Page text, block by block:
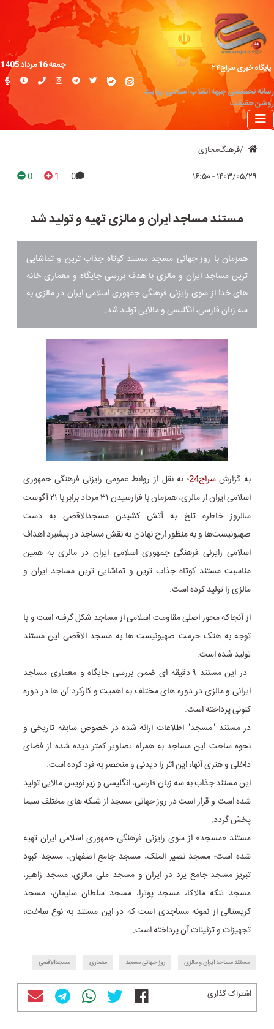
پایگاه خبری سراج۲۴
رسانه تخصصی جبهه انقلاب اسلامی؛ روایت
روشن حقیقت
جمعه 16 مرداد 1405
فرهنگ‌مجازی
۱۴۰۳/۰۵/۲۹ - ۱۶:۵۰ 0
1
0
مستند مساجد ایران و مالزی تهیه و تولید شد
همزمان با روز جهانی مسجد مستند کوتاه جذاب ترین و تماشایی
ترین مساجد ایران و مالزی با هدف بررسی جایگاه و معماری خانه
های خدا از سوی رایزنی فرهنگی جمهوری اسلامی ایران در مالزی به
سه زبان فارسی، انگلیسی و مالایی تولید شد.
به گزارشسراج24
؛ به نقل از روابط عمومی رایزنی فرهنگی جمهوری
اسلامی ایران از مالزی، همزمان با فرارسیدن ۳۱ مرداد برابر با ۲۱ آگوست
سالروز خاطره تلخ به آتش کشیدن مسجدالاقصی به دست
صهیونیست‌ها و به منظور ارج نهادن به نقش مساجد در پیشبرد اهداف
اسلامی رایزنی فرهنگی جمهوری اسلامی ایران در مالزی به همین
مناسبت مستند کوتاه جذاب ترین و تماشایی ترین مساجد ایران و
مالزی را تولید کرده است.
از آنجاکه محور اصلی مقاومت اسلامی از مساجد شکل گرفته است و با
توجه به هتک حرمت صهیونیست ها به مسجد الاقصی این مستند
تولید شده است.
در این مستند ۹ دقیقه ای ضمن بررسی جایگاه و معماری مساجد
ایرانی و مالزی در دوره های مختلف به اهمیت و کارکرد آن ها در دوره
کنونی پرداخته است.
در مستند "مسجد" اطلاعات ارائه شده در خصوص سابقه تاریخی و
نحوه ساخت این مساجد به همراه تصاویر کمتر دیده شده از فضای
داخلی و هنری آنها، این اثر را دیدنی و منحصر به فرد کرده است.
این مستند جذاب به سه زبان فارسی، انگلیسی و زیر نویس مالایی تولید
شده است و قرار است در روز جهانی مسجد از شبکه های مختلف سیما
پخش گردد.
مستند «مسجد» از سوی رایزنی فرهنگی جمهوری اسلامی ایران تهیه
شده است؛ مسجد نصیر الملک، مسجد جامع اصفهان، مسجد کبود
تبریز مسجد جامع یزد در ایران و مسجد ملی مالزی، مسجد زاهیر،
مسجد تنکه مالاکا، مسجد پوترا، مسجد سلطان سلیمان، مسجد
کریستالی از نمونه مساجدی است که در این مستند به نوع ساخت،
تجهیزات و تزئینات آن پرداخته است.
مستند مساجد ایران و مالزی روز جهانی مسجد معماری مسجدالاقصی
اشتراک گذاری